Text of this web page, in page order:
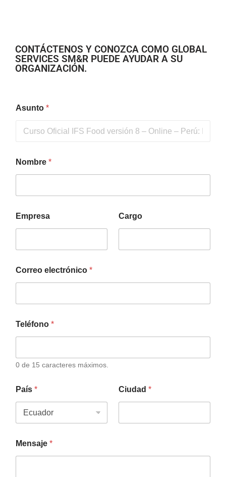
CONTÁCTENOS Y CONOZCA COMO GLOBAL
SERVICES SM&R PUEDE AYUDAR A SU
ORGANIZACIÓN.
Asunto *
Nombre *
Empresa Cargo
Correo electrónico *
Teléfono *
0 de 15 caracteres máximos.
País * Ciudad *
Mensaje *